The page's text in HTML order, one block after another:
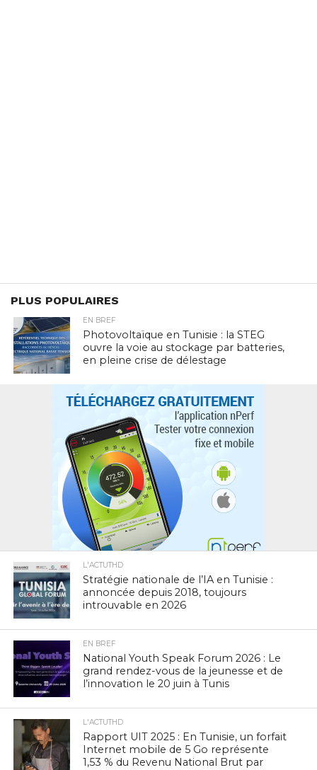
PLUS POPULAIRES
EN BREF
Photovoltaïque en Tunisie : la STEG
ouvre la voie au stockage par batteries,
en pleine crise de délestage
L'ACTUTHD
Stratégie nationale de l’IA en Tunisie :
annoncée depuis 2018, toujours
introuvable en 2026
EN BREF
National Youth Speak Forum 2026 : Le
grand rendez-vous de la jeunesse et de
l’innovation le 20 juin à Tunis
L'ACTUTHD
Rapport UIT 2025 : En Tunisie, un forfait
Internet mobile de 5 Go représente
1,53 % du Revenu National Brut par